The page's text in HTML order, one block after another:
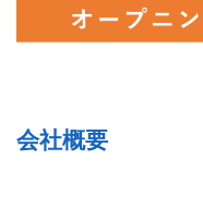
会社概要